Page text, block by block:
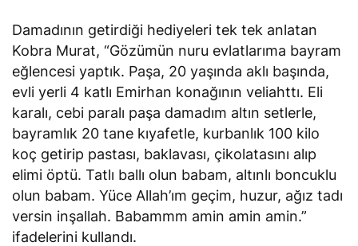
Damadının getirdiği hediyeleri tek tek anlatan
Kobra Murat, “Gözümün nuru evlatlarıma bayram
eğlencesi yaptık. Paşa, 20 yaşında aklı başında,
evli yerli 4 katlı Emirhan konağının veliahttı. Eli
karalı, cebi paralı paşa damadım altın setlerle,
bayramlık 20 tane kıyafetle, kurbanlık 100 kilo
koç getirip pastası, baklavası, çikolatasını alıp
elimi öptü. Tatlı ballı olun babam, altınlı boncuklu
olun babam. Yüce Allah’ım geçim, huzur, ağız tadı
versin inşallah. Babammm amin amin amin.”
ifadelerini kullandı.